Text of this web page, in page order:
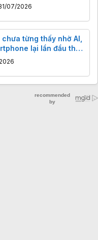
07/2026
từng thấy nhờ AI,
lại lần đầu thua